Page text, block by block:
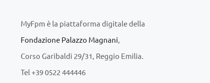
MyFpm è la piattaforma digitale della
Fondazione Palazzo Magnani
Corso Garibaldi 29/31, Reggio Emilia.
Tel +39 0522 444446